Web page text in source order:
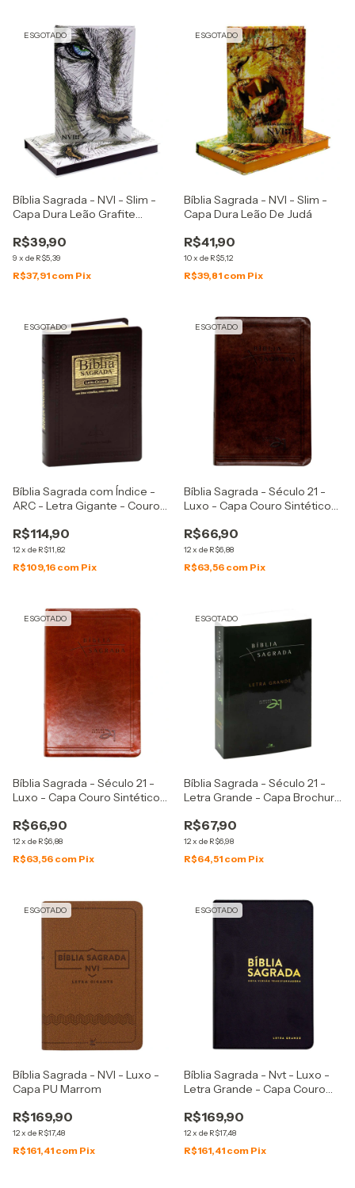
ESGOTADO
Bíblia Sagrada - NVI - Slim -
Capa Dura Leão Grafite
R$39,90
9 x de R$5,39
R$37,91 com Pix
ESGOTADO
Bíblia Sagrada - NVI - Slim -
Capa Dura Leão De Judá
R$41,90
10x de R$5,12
R$39,81 com Pix
ESGOTADO
Bíblia Sagrada com Índice -
ARC - Letra Gigante - Couro
R$114,90
12x de R$11,82
R$109,16 com Pix
ESGOTADO
Bíblia Sagrada - Século 21 -
Luxo - Capa Couro Sintético
R$66,90
12x de R$6,88
R$63,56 com Pix
ESGOTADO
Bíblia Sagrada - Século 21 -
Luxo - Capa Couro Sintético
R$66,90
12x de R$6,88
R$63,56 com Pix
ESGOTADO
Bíblia Sagrada - Século 21 -
Letra Grande - Capa Brochura
R$67,90
12x de R$6,98
R$64,51 com Pix
ESGOTADO
Bíblia Sagrada - NVI - Luxo -
Capa PU Marrom
R$169,90
12x de R$17,48
R$161,41 com Pix
ESGOTADO
Bíblia Sagrada - Nvt - Luxo -
Letra Grande - Capa Couro
R$169,90
12x de R$17,48
R$161,41 com Pix